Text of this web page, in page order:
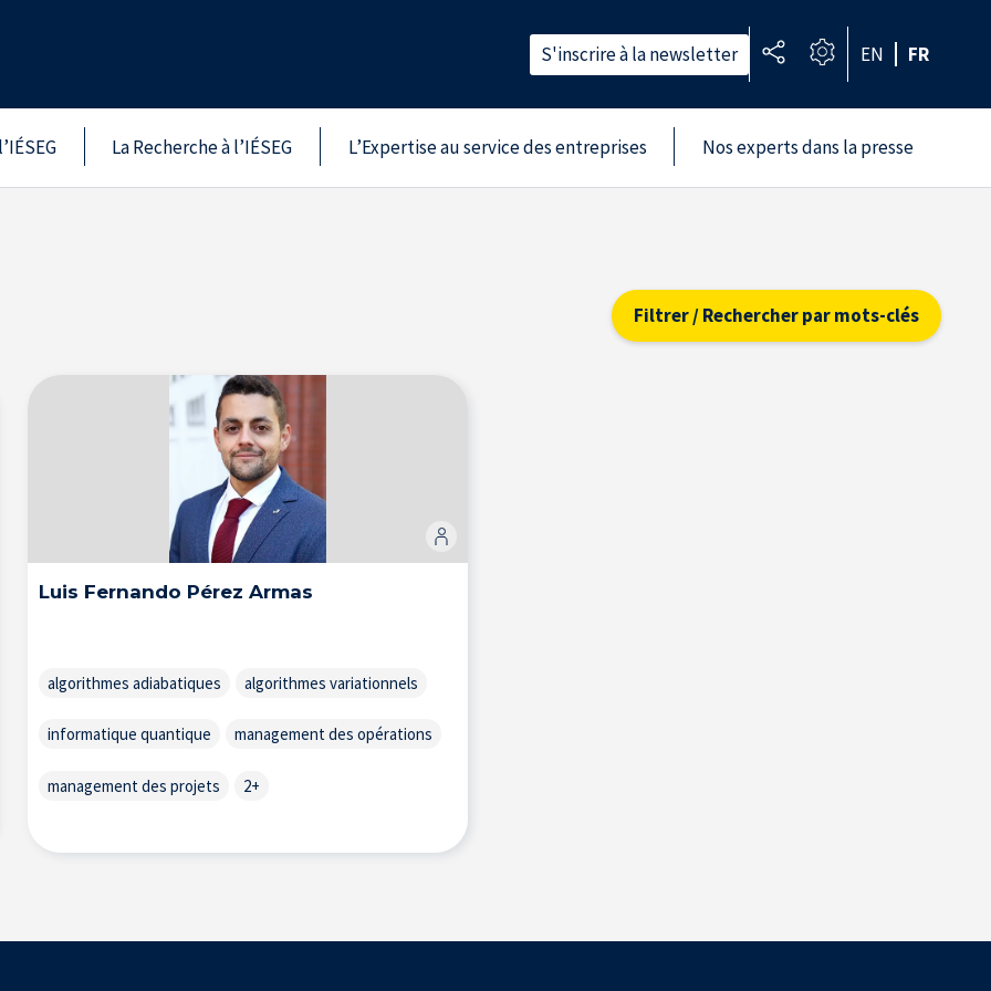
S'inscrire à la newsletter EN FR
La Recherche à l’IÉSEG L’Expertise au service des entreprises Nos experts dans la presse
Filtrer / Rechercher par mots-clés
Luis Fernando Pérez Armas
algorithmes adiabatiques algorithmes variationnels
informatique quantique management des opérations
management des projets 2+